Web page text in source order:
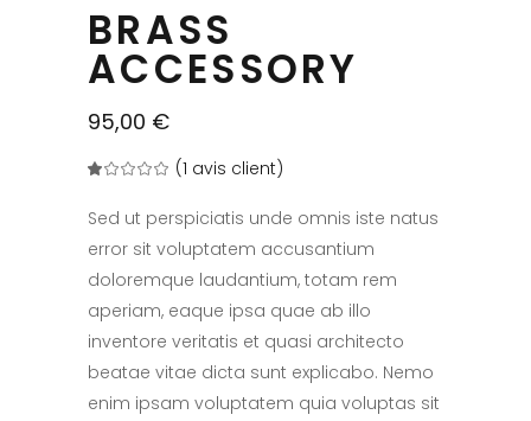
BRASS
ACCESSORY
95,00 €
Noté
5
basé
1
notation
(1 avis client)
Sed ut perspiciatis unde omnis iste natus
error sit voluptatem accusantium
doloremque laudantium, totam rem
aperiam, eaque ipsa quae ab illo
inventore veritatis et quasi architecto
beatae vitae dicta sunt explicabo. Nemo
enim ipsam voluptatem quia voluptas sit